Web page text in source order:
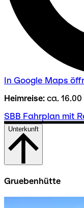
In Google Maps
Heimreise: ca.
SBB Fahrplan mit
Unterkunft
Gruebenhütte